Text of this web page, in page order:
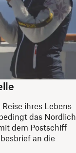
ihres Lebens
das
dem Postschiff
an die